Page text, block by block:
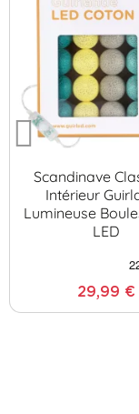
Scandinave
Intérieur
Lumineuse
LED
29,99 €